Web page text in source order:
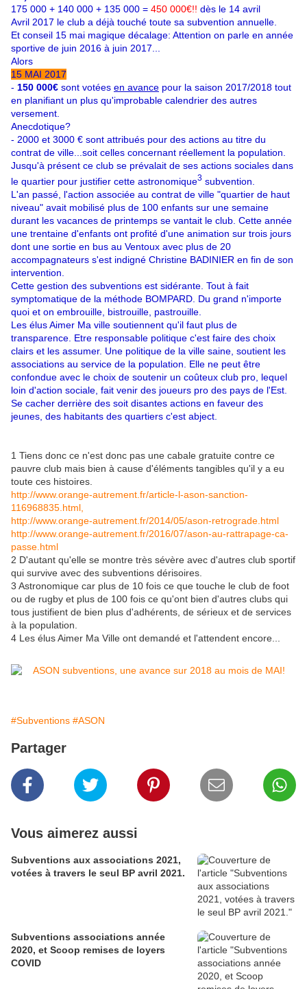
175 000 + 140 000 + 135 000 = 450 000€!! dès le 14 avril
Avril 2017 le club a déjà touché toute sa subvention annuelle.
Et conseil 15 mai magique décalage: Attention on parle en année
sportive de juin 2016 à juin 2017...
Alors
15 MAI 2017
- 150 000€ sont votées en avance pour la saison 2017/2018 tout
en planifiant un plus qu'improbable calendrier des autres
versement.
Anecdotique?
- 2000 et 3000 € sont attribués pour des actions au titre du
contrat de ville...soit celles concernant réellement la population.
Jusqu'à présent ce club se prévalait de ses actions sociales dans
le quartier pour justifier cette astronomique3 subvention.
L'an passé, l'action associée au contrat de ville "quartier de haut
niveau" avait mobilisé plus de 100 enfants sur une semaine
durant les vacances de printemps se vantait le club. Cette année
une trentaine d'enfants ont profité d'une animation sur trois jours
dont une sortie en bus au Ventoux avec plus de 20
accompagnateurs s'est indigné Christine BADINIER en fin de son
intervention.
Cette gestion des subventions est sidérante. Tout à fait
symptomatique de la méthode BOMPARD. Du grand n'importe
quoi et on embrouille, bistrouille, pastrouille.
Les élus Aimer Ma ville soutiennent qu'il faut plus de
transparence. Etre responsable politique c'est faire des choix
clairs et les assumer. Une politique de la ville saine, soutient les
associations au service de la population. Elle ne peut être
confondue avec le choix de soutenir un coûteux club pro, lequel
loin d'action sociale, fait venir des joueurs pro des pays de l'Est.
Se cacher derrière des soit disantes actions en faveur des
jeunes, des habitants des quartiers c'est abject.
1 Tiens donc ce n'est donc pas une cabale gratuite contre ce
pauvre club mais bien à cause d'éléments tangibles qu'il y a eu
toute ces histoires.
http://www.orange-autrement.fr/article-l-ason-sanction-
116968835.html,
http://www.orange-autrement.fr/2014/05/ason-retrograde.html
http://www.orange-autrement.fr/2016/07/ason-au-rattrapage-ca-
passe.html
2 D'autant qu'elle se montre très sévère avec d'autres club sportif
qui survive avec des subventions dérisoires.
3 Astronomique car plus de 10 fois ce que touche le club de foot
ou de rugby et plus de 100 fois ce qu'ont bien d'autres clubs qui
tous justifient de bien plus d'adhérents, de sérieux et de services
à la population.
4 Les élus Aimer Ma Ville ont demandé et l'attendent encore...
#Subventions #ASON
Partager
Vous aimerez aussi
Subventions aux associations 2021,
votées à travers le seul BP avril 2021.
Subventions associations année
2020, et Scoop remises de loyers
COVID